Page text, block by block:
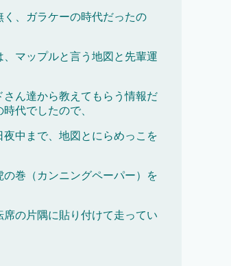
く、ガラケーの時代だったの
、マップルと言う地図と先輩運
さん達から教えてもらう情報だ
代でしたので、
夜中まで、地図とにらめっこを
の巻（カンニングペーパー）を
席の片隅に貼り付けて走ってい